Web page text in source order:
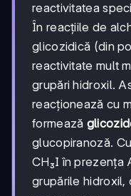
reactivitatea
În reacțiile de
glicozidică (din
reactivitate mult
grupări hidroxil.
reacționează cu
formează
glucopiranoză.
CH₃I în prezența
grupările hidroxil,